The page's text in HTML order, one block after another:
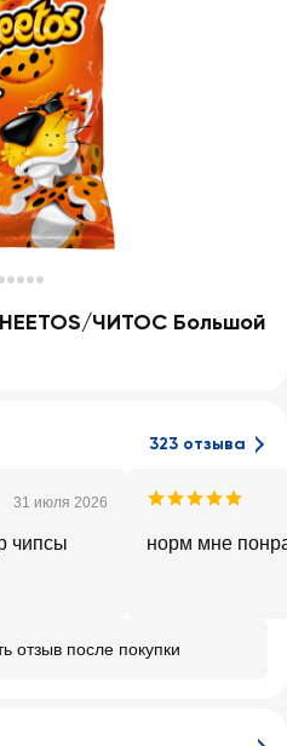
ЧИТОС Большой
323 отзыва
31 июля 2026
чипсы норм мне
отзыв после покупки